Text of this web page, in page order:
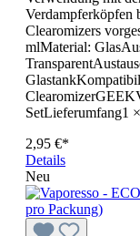
Verdampferköpfen
Clearomizers
mlMaterial:
SetLieferumfang1
2,95 €*
Details
Neu